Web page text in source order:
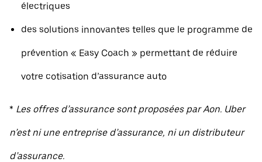
électriques
des solutions innovantes telles que le programme de
prévention « Easy Coach » permettant de réduire
votre cotisation d’assurance auto
* Les offres d’assurance sont proposées par Aon. Uber
n’est ni une entreprise d’assurance, ni un distributeur
d’assurance.